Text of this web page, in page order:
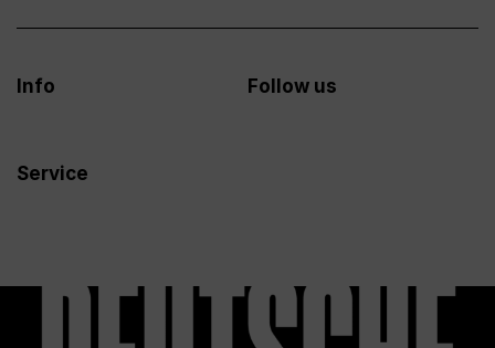
Info
Service
Follow us